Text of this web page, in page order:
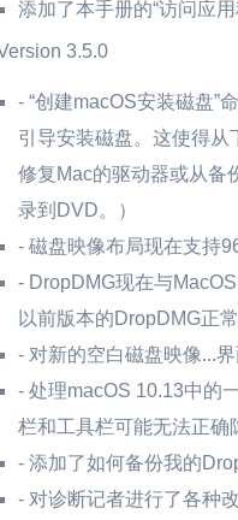
添加了本手册的“访问应
3.5.0
- “创建macOS安装磁盘”
引导安装磁盘。这使得从
修复Mac的驱动器或从备
录到DVD。）
- 磁盘映像布局现在支持
- DropDMG现在与
以前版本的DropDMG正常
- 对新的空白磁盘映像...
- 处理macOS 10.13中的
栏和工具栏可能无法正确
- 添加了如何备份我的
- 对诊断记者进行了各种改